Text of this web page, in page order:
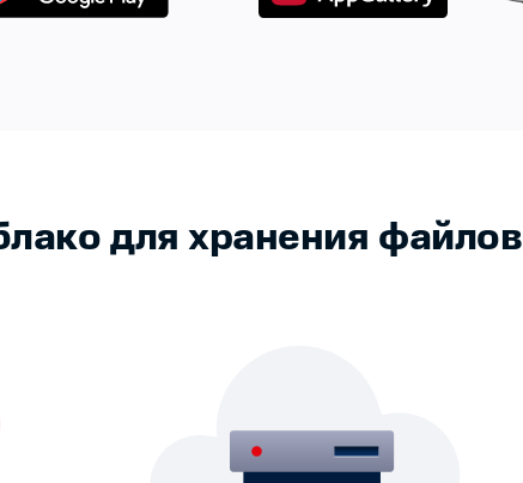
для хранения файлов